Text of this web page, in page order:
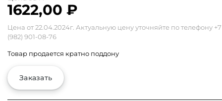
1622,00 ₽
Цена от 22.04.2024г. Актуальную цену уточняйте по телефону +7
(982) 901-08-76
Товар продается кратно поддону
Заказать